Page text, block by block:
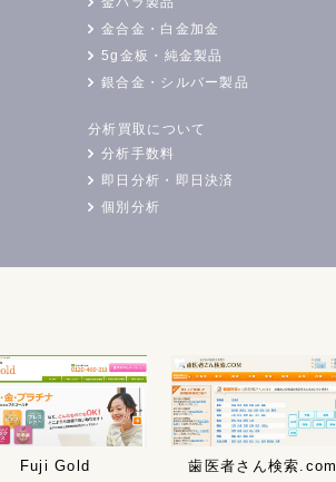
金合金・白金加金
5g金板・純金製品
銀合金・シルバー製品
分析買取について
分析手数料
即日分析・即日決済
個別分析
Fuji Gold 歯医者さん検索.com